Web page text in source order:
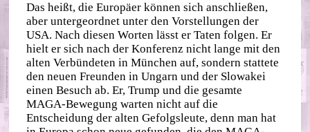
Das heißt, die Europäer können sich anschließen,
aber untergeordnet unter den Vorstellungen der
USA. Nach diesen Worten lässt er Taten folgen. Er
hielt er sich nach der Konferenz nicht lange mit den
alten Verbündeten in München auf, sondern stattete
den neuen Freunden in Ungarn und der Slowakei
einen Besuch ab. Er, Trump und die gesamte
MAGA-Bewegung warten nicht auf die
Entscheidung der alten Gefolgsleute, denn man hat